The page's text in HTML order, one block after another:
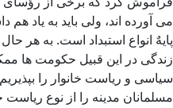
می آورده اند، ولی باید به یاد
پایهٌ انواع استبداد است. به هر
زندگی در این قبیل حکومت ها
سیاسی و ریاست خانوار را
مسلمانان مدینه را از نوع ریاست